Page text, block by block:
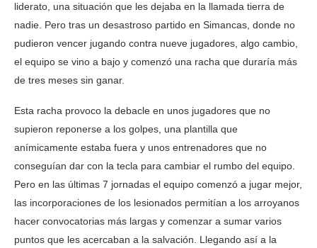
liderato, una situación que les dejaba en la llamada tierra de
nadie. Pero tras un desastroso partido en Simancas, donde no
pudieron vencer jugando contra nueve jugadores, algo cambio,
el equipo se vino a bajo y comenzó una racha que duraría más
de tres meses sin ganar.
Esta racha provoco la debacle en unos jugadores que no
supieron reponerse a los golpes, una plantilla que
anímicamente estaba fuera y unos entrenadores que no
conseguían dar con la tecla para cambiar el rumbo del equipo.
Pero en las últimas 7 jornadas el equipo comenzó a jugar mejor,
las incorporaciones de los lesionados permitían a los arroyanos
hacer convocatorias más largas y comenzar a sumar varios
puntos que les acercaban a la salvación. Llegando así a la